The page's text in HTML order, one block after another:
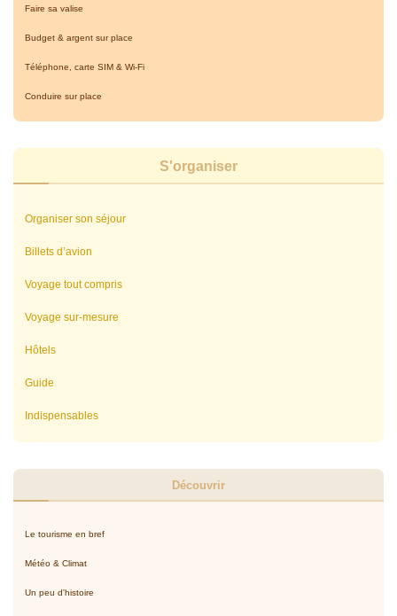
Faire sa valise
Budget & argent sur place
Téléphone, carte SIM & Wi-Fi
Conduire sur place
S'organiser
Organiser son séjour
Billets d’avion
Voyage tout compris
Voyage sur-mesure
Hôtels
Guide
Indispensables
Découvrir
Le tourisme en bref
Météo & Climat
Un peu d'histoire